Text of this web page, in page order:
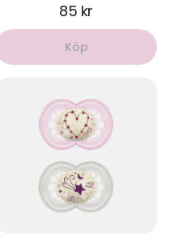
85 kr
Köp